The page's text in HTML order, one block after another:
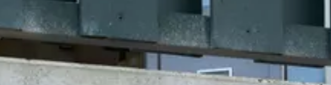
Έτοιμοι να σχεδιάσετε την ιδανική λύση φόρτισης
Ανακαλύψτε πώς οι σταθμοί φόρτισης ηλεκτρικών οχημάτων μπορούν να προσελκύσουν
επιχείρησής σας.